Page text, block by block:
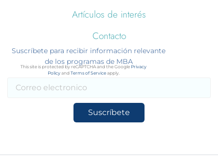
Artículos de interés
Contacto
Suscríbete para recibir información relevante
de los programas de MBA
This site is protected by reCAPTCHA and the Google Privacy
PolicyandTerms of Serviceapply.
Suscríbete